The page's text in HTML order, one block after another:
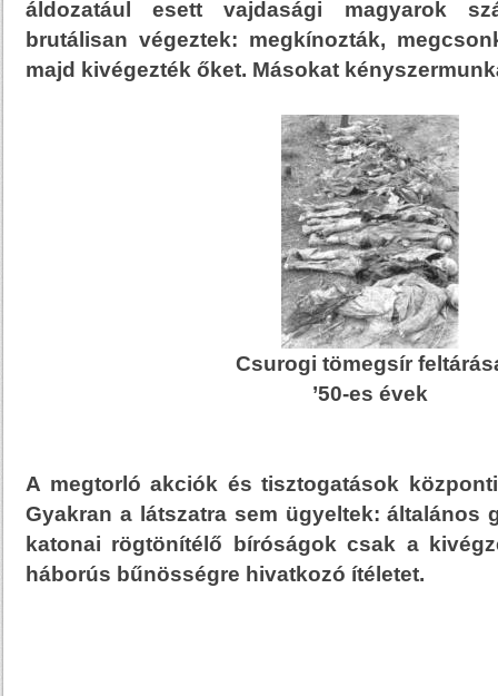
áldozatául esett vajdasági magyarok
brutálisan végeztek: megkínozták,
majd kivégezték őket. Másokat
Csurogi tömegsír
’50-es évek
A megtorló akciók és tisztogatások
Gyakran a látszatra sem ügyeltek: általános
katonai rögtönítélő bíróságok csak a
háborús bűnösségre hivatkozó ítéletet.